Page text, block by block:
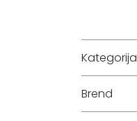
Kategorija
Brend